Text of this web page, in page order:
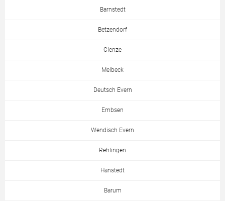
Barnstedt
Betzendorf
Clenze
Melbeck
Deutsch Evern
Embsen
Wendisch Evern
Rehlingen
Hanstedt
Barum